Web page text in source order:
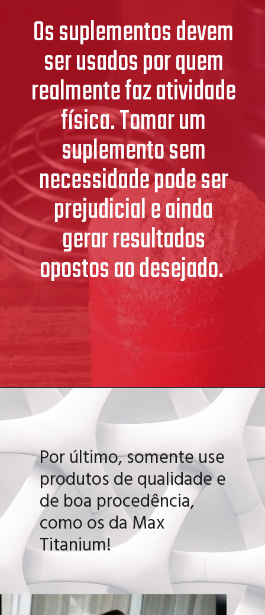
Os suplementos devem
ser usados por quem
realmente faz atividade
física. Tomar um
suplemento sem
necessidade pode ser
prejudicial e ainda
gerar resultados
opostos ao desejado.
Por último, somente use
produtos de qualidade e
de boa procedência,
como os da Max
Titanium!